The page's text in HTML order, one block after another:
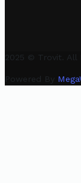
2025 © Trovit. All
Powered By